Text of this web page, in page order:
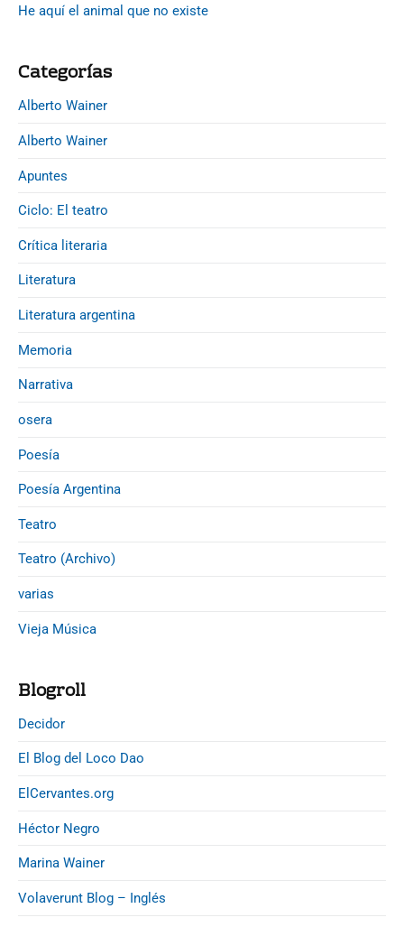
t
a
d
a
s
d
a
r
He aquí el animal que no existe
Categorías
Alberto Wainer
Alberto Wainer
Apuntes
Ciclo: El teatro
Crítica literaria
Literatura
Literatura argentina
Memoria
Narrativa
osera
Poesía
Poesía Argentina
Teatro
Teatro (Archivo)
varias
Vieja Música
Blogroll
Decidor
El Blog del Loco Dao
ElCervantes.org
Héctor Negro
Marina Wainer
Volaverunt Blog – Inglés